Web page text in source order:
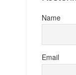
Name
Email